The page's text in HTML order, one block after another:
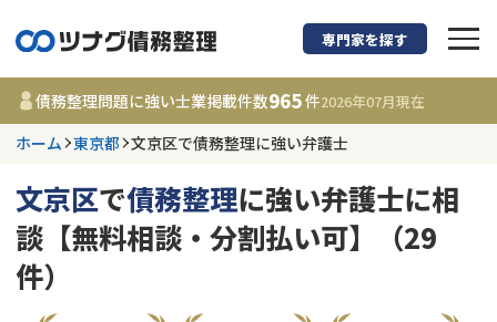
債務整理に強い弁
東京都
事務所 965
件
更新日 :2026年07月31日
相談内容で探す
専門家を探す
債務整理問題に強い士業掲載件数965件2026年07月現在
ホーム 東京都 文京区で債務整理に強い弁護士
文京区で債務整理に強い弁護士に相
談【無料相談・分割払い可】（29
件）